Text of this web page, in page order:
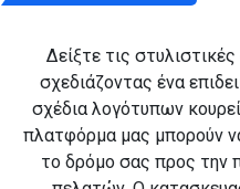
Δείξτε τις
σχεδιάζοντας ένα
σχέδια λογότυπων
πλατφόρμα μας μπορούν
το δρόμο σας προς την